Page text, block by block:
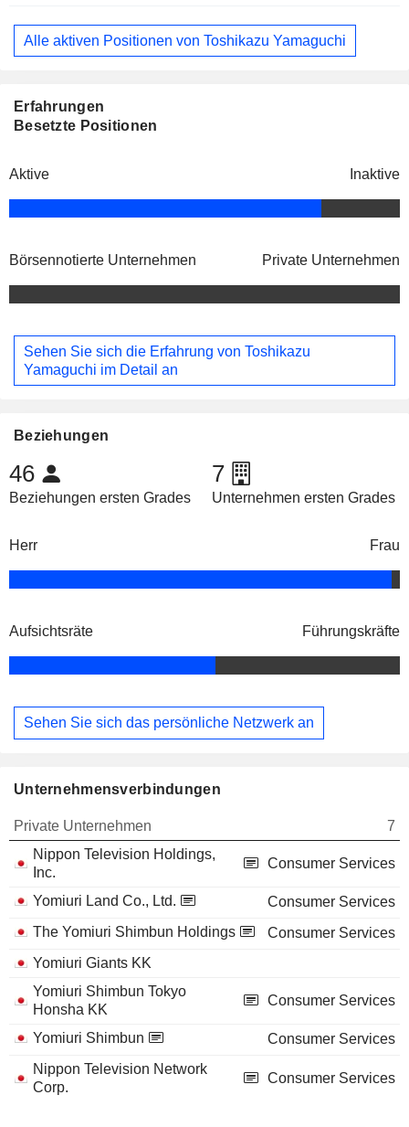
Alle aktiven Positionen von Toshikazu Yamaguchi
Erfahrungen
Besetzte Positionen
Aktive Inaktive
Börsennotierte Unternehmen Private Unternehmen
Sehen Sie sich die Erfahrung von Toshikazu
Yamaguchi im Detail an
Beziehungen
46
Beziehungen ersten Grades
7
Unternehmen ersten Grades
Herr Frau
Aufsichtsräte Führungskräfte
Sehen Sie sich das persönliche Netzwerk an
Unternehmensverbindungen
Private Unternehmen
7
Nippon Television Holdings,
Inc.
Consumer Services
Yomiuri Land Co., Ltd.
Consumer Services
The Yomiuri Shimbun Holdings
Consumer Services
Yomiuri Giants KK
Yomiuri Shimbun Tokyo
Honsha KK
Consumer Services
Yomiuri Shimbun
Consumer Services
Nippon Television Network
Corp.
Consumer Services